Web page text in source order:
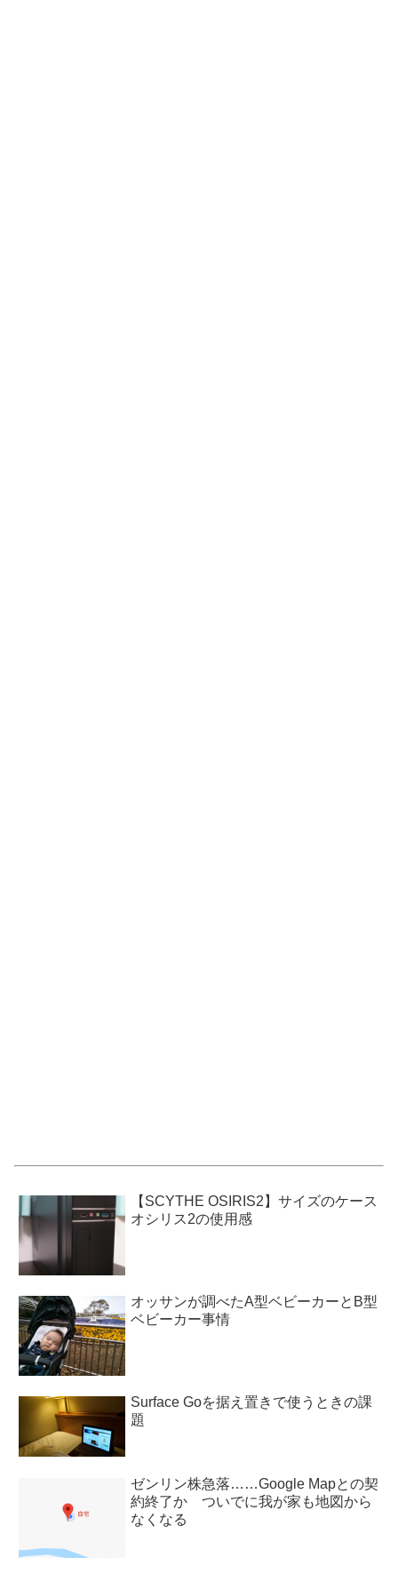
【SCYTHE OSIRIS2】サイズのケース
オシリス2の使用感
オッサンが調べたA型ベビーカーとB型
ベビーカー事情
Surface Goを据え置きで使うときの課
題
ゼンリン株急落……Google Mapとの契
約終了か ついでに我が家も地図から
なくなる